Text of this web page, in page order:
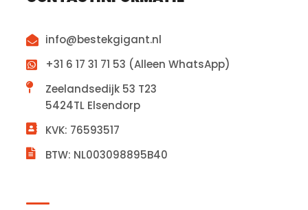
info@bestekgigant.nl
+31 6 17 31 71 53 (Alleen WhatsApp)
Zeelandsedijk 53 T23
5424TL Elsendorp
KVK: 76593517
BTW: NL003098895B40